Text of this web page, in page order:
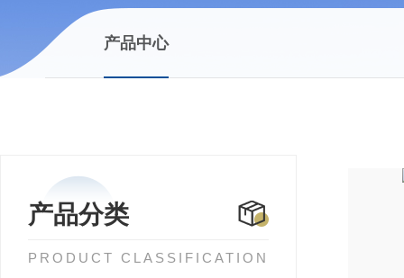
产品中心
产品分类
PRODUCT CLASSIFICATION